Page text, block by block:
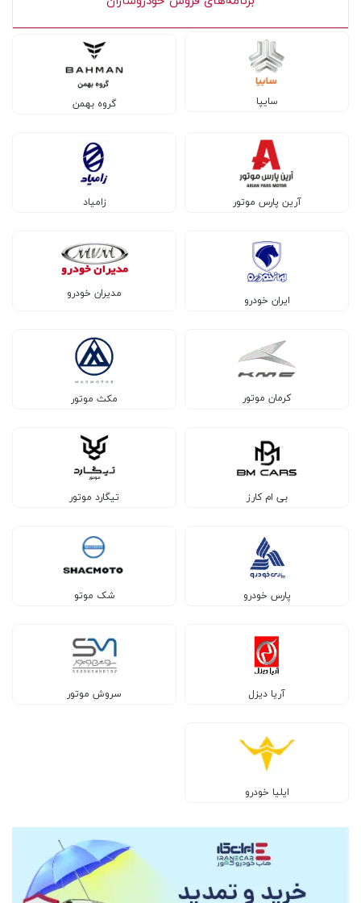
سایپا گروه بهمن
آرین پارس موتور زامیاد
ایران خودرو
مدیران خودرو
کرمان موتور مکث موتور
بی ام کارز تیگارد موتور
پارس خودرو شک موتو
آریا دیزل سروش موتور
ایلیا خودرو